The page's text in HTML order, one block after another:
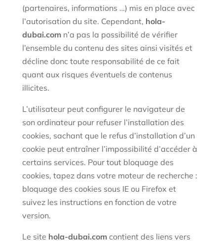
(partenaires, informations …) mis en place avec
l’autorisation du site. Cependant, hola-
dubai.comn’a pas la possibilité de vérifier
l’ensemble du contenu des sites ainsi visités et
décline donc toute responsabilité de ce fait
quant aux risques éventuels de contenus
illicites.
L’utilisateur peut configurer le navigateur de
son ordinateur pour refuser l’installation des
cookies, sachant que le refus d’installation d’un
cookie peut entraîner l’impossibilité d’accéder à
certains services. Pour tout bloquage des
cookies, tapez dans votre moteur de recherche :
bloquage des cookies sous IE ou Firefox et
suivez les instructions en fonction de votre
version.
Le site hola-dubai.comcontient des liens vers